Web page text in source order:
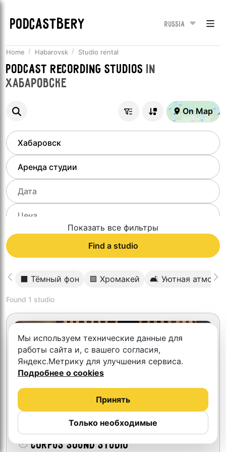
PODCASTBERY Russia
Home Habarovsk Studio rental
Podcast recording studios in
Хабаровске
On Map
Показать все фильтры
Find a studio
⬛️ Тёмный фон 🟩 Хромакей 🛋 Уютная
Found 1 studio
Corpus Sound Studio
Мы используем технические данные для
работы сайта и, с вашего согласия,
Яндекс.Метрику для улучшения сервиса.
Подробнее о cookies
Только необходимые
Принять